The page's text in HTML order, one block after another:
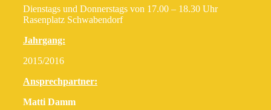
Dienstags und Donnerstags von 17.00 – 18.30 Uhr
Rasenplatz Schwabendorf
Jahrgang:
2015/2016
Ansprechpartner:
Matti Damm